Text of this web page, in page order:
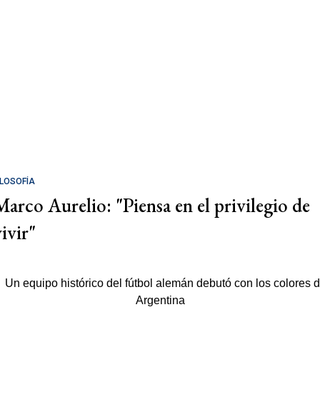
Aurelio: "Piensa en el privilegio de